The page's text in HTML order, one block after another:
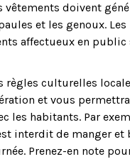
vêtements doivent
et les genoux. Les
affectueux en public
règles culturelles
et vous
les habitants. Par
interdit de manger et
Prenez-en note